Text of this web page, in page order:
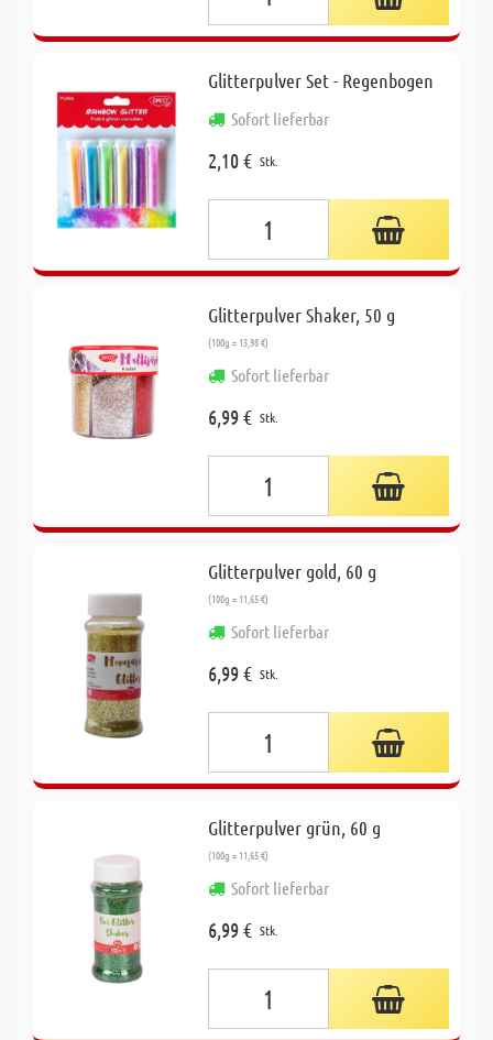
Glitterpulver Set - Regenbogen
Sofort lieferbar
2,10 € Stk.
Glitterpulver Shaker, 50 g
(100g = 13,98 €)
Sofort lieferbar
6,99 € Stk.
Glitterpulver gold, 60 g
(100g = 11,65 €)
Sofort lieferbar
6,99 € Stk.
Glitterpulver grün, 60 g
(100g = 11,65 €)
Sofort lieferbar
6,99 € Stk.